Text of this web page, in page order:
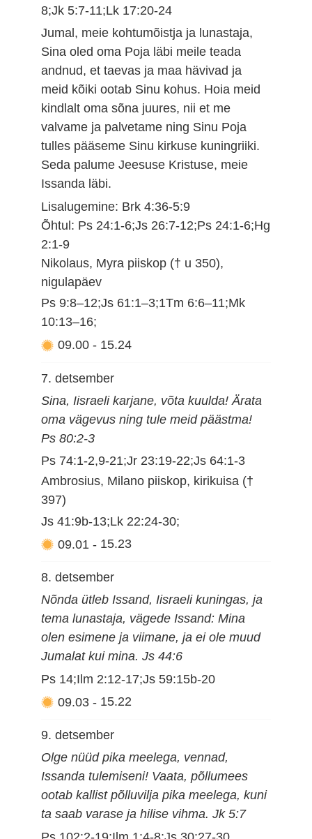
8;Jk 5:7-11;Lk 17:20-24
Jumal, meie kohtumõistja ja lunastaja,
Sina oled oma Poja läbi meile teada
andnud, et taevas ja maa hävivad ja
meid kõiki ootab Sinu kohus. Hoia meid
kindlalt oma sõna juures, nii et me
valvame ja palvetame ning Sinu Poja
tulles pääseme Sinu kirkuse kuningriiki.
Seda palume Jeesuse Kristuse, meie
Issanda läbi.
Lisalugemine: Brk 4:36-5:9
Õhtul: Ps 24:1-6;Js 26:7-12;Ps 24:1-6;Hg
2:1-9
Nikolaus, Myra piiskop († u 350),
nigulapäev
Ps 9:8–12;Js 61:1–3;1Tm 6:6–11;Mk
10:13–16;
09.00 - 15.24
7. detsember
Sina, Iisraeli karjane, võta kuulda! Ärata
oma vägevus ning tule meid päästma!
Ps 80:2-3
Ps 74:1-2,9-21;Jr 23:19-22;Js 64:1-3
Ambrosius, Milano piiskop, kirikuisa (†
397)
Js 41:9b-13;Lk 22:24-30;
09.01 - 15.23
8. detsember
Nõnda ütleb Issand, Iisraeli kuningas, ja
tema lunastaja, vägede Issand: Mina
olen esimene ja viimane, ja ei ole muud
Jumalat kui mina. Js 44:6
Ps 14;Ilm 2:12-17;Js 59:15b-20
09.03 - 15.22
9. detsember
Olge nüüd pika meelega, vennad,
Issanda tulemiseni! Vaata, põllumees
ootab kallist põlluvilja pika meelega, kuni
ta saab varase ja hilise vihma. Jk 5:7